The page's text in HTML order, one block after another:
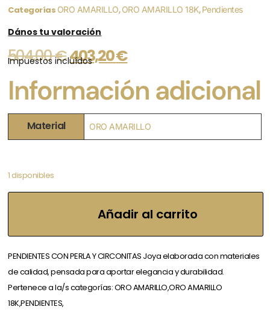
Categorías ORO AMARILLO,ORO AMARILLO 18K,Pendientes
Dános tu valoración
504,00€403,20€
Impuestos incluídos
Información adicional
Material ORO AMARILLO
1 disponibles
Añadir al carrito
PENDIENTES CON PERLA Y CIRCONITAS Joya elaborada con materiales
de calidad, pensada para aportar elegancia y durabilidad.
Pertenece a la/s categorías: ORO AMARILLO,ORO AMARILLO
18K,PENDIENTES,